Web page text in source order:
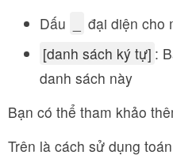
Dấu
đại diện cho
[danh sách ký tự] :
danh sách này
Bạn có thể tham khảo
Trên là cách sử dụng